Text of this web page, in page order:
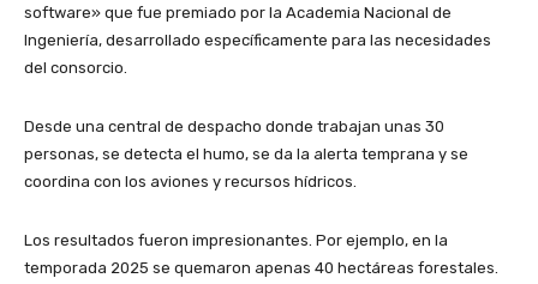
software» que fue premiado por la Academia Nacional de
Ingeniería, desarrollado específicamente para las necesidades
del consorcio.
Desde una central de despacho donde trabajan unas 30
personas, se detecta el humo, se da la alerta temprana y se
coordina con los aviones y recursos hídricos.
Los resultados fueron impresionantes. Por ejemplo, en la
temporada 2025 se quemaron apenas 40 hectáreas forestales.